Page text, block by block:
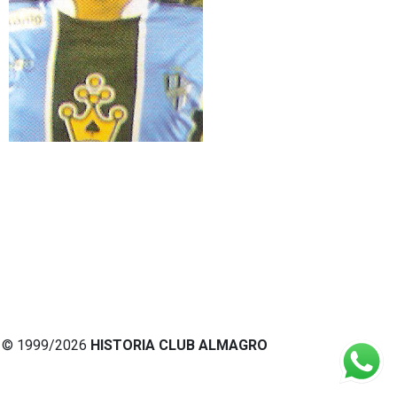
© 1999/2026 HISTORIA CLUB ALMAGRO